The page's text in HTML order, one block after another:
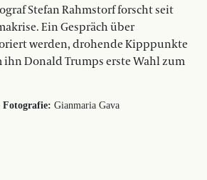
Stefan Rahmstorf forscht seit
Ein Gespräch über
werden, drohende Kipppunkte
Donald Trumps erste Wahl zum
Fotografie: Gianmaria Gava